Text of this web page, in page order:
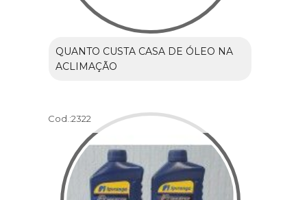
QUANTO CUSTA CASA DE ÓLEO NA
ACLIMAÇÃO
Cod.:2322